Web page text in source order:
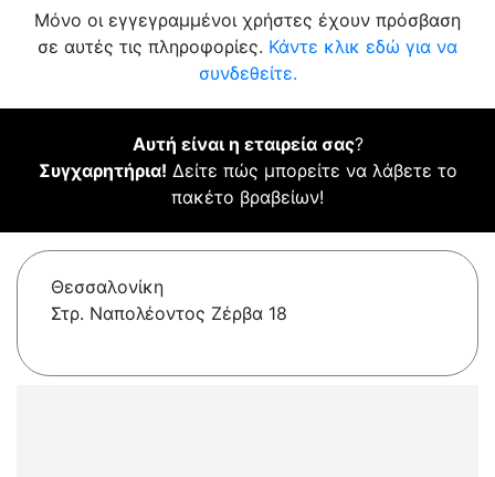
Μόνο οι εγγεγραμμένοι χρήστες έχουν πρόσβαση
σε αυτές τις πληροφορίες. Κάντε κλικ εδώ για να
συνδεθείτε.
Αυτή είναι η εταιρεία σας?
Συγχαρητήρια! Δείτε πώς μπορείτε να λάβετε το
πακέτο βραβείων!
Θεσσαλονίκη
Στρ. Ναπολέοντος Ζέρβα 18